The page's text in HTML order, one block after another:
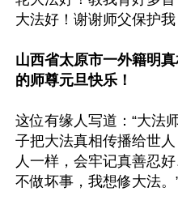
大法好！谢谢师父保护
山西省太原市一外籍明
的师尊元旦快乐！
这位有缘人写道：“大法
子把大法真相传播给世
人一样，会牢记真善忍
不做坏事，我想修大法。